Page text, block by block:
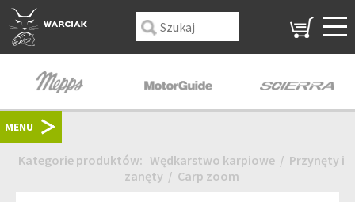
MENU
Kategorie produktów: Wędkarstwo karpiowe / Przynęty i
zanęty / Carp zoom